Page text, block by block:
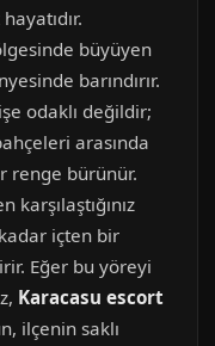
büyüyen
barındırır.
odaklı değildir;
arasında
renge bürünür.
içten bir
Eğer bu yöreyi
Karacasu escort
ilçenin saklı